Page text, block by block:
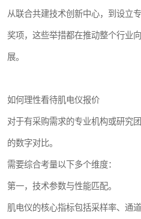
从联合共建技术创新中心，到设立
奖项，这些举措都在推动整个行业
展。
如何理性看待肌电仪报价
对于有采购需求的专业机构或研究
的数字对比。
需要综合考量以下多个维度：
第一，技术参数与性能匹配。
肌电仪的核心指标包括采样率、通